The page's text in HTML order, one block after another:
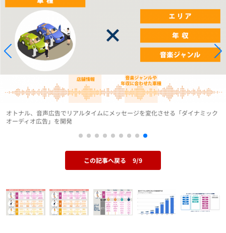
オトナル、音声広告でリアルタイムにメッセージを変化させる「ダイナミック
オーディオ広告」を開発
この記事へ戻る 9/9